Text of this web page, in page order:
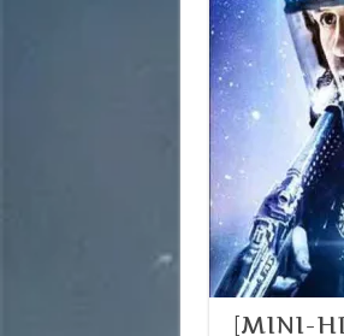
[MINI-